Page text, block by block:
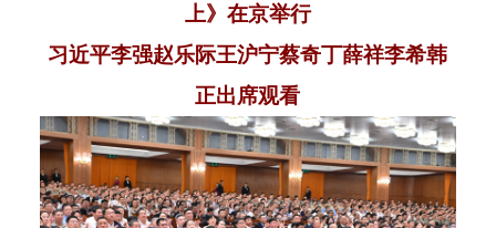
上》在京举行
习近平李强赵乐际王沪宁蔡奇丁薛祥李希韩
正出席观看